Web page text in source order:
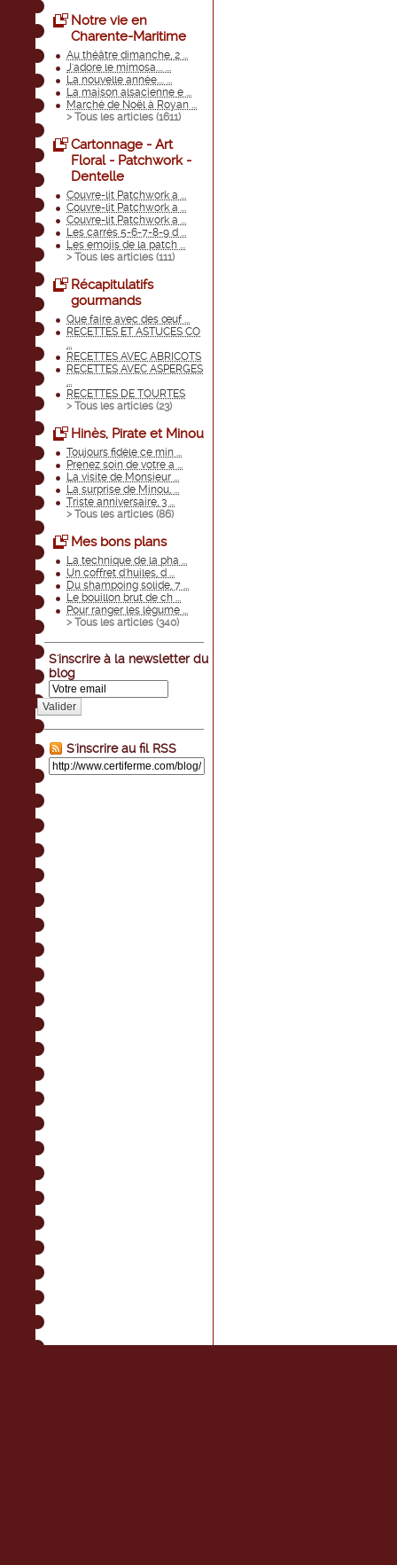
Notre vie en
Charente-Maritime
Au théâtre dimanche, 2 ...
J'adore le mimosa.... ...
La nouvelle année.... ...
La maison alsacienne e ...
Marché de Noël à Royan ...
> Tous les articles (1611)
Cartonnage - Art
Floral - Patchwork -
Dentelle
Couvre-lit Patchwork a ...
Couvre-lit Patchwork a ...
Couvre-lit Patchwork a ...
Les carrés 5-6-7-8-9 d ...
Les emojis de la patch ...
> Tous les articles (111)
Récapitulatifs
gourmands
Que faire avec des œuf ...
RECETTES ET ASTUCES CO
...
RECETTES AVEC ABRICOTS
RECETTES AVEC ASPERGES
...
RECETTES DE TOURTES
> Tous les articles (23)
Hinès, Pirate et Minou
Toujours fidèle ce min ...
Prenez soin de votre a ...
La visite de Monsieur ...
La surprise de Minou, ...
Triste anniversaire, 3 ...
> Tous les articles (86)
Mes bons plans
La technique de la pha ...
Un coffret d'huiles, d ...
Du shampoing solide, 7 ...
Le bouillon brut de ch ...
Pour ranger les légume ...
> Tous les articles (340)
S'inscrire à la newsletter du
blog
Valider
S'inscrire au fil RSS